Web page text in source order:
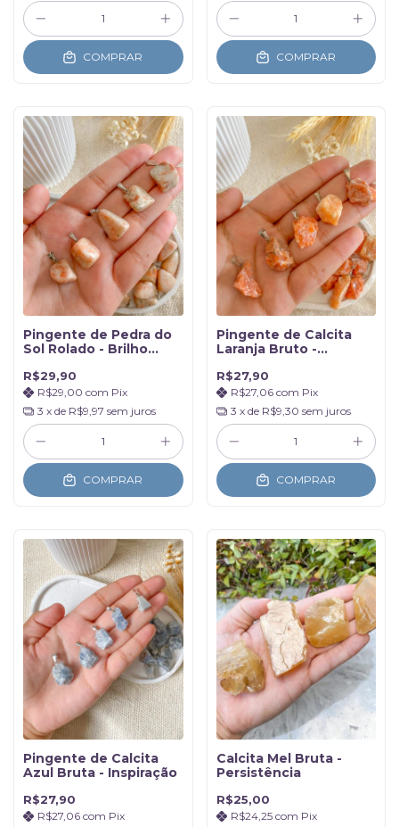
COMPRAR COMPRAR
Pingente de Pedra do
Sol Rolado - Brilho
R$29,90
R$29,00 com Pix
3 x de R$9,97 sem juros
COMPRAR
Pingente de Calcita
Laranja Bruto -
R$27,90
R$27,06 com Pix
3 x de R$9,30 sem juros
COMPRAR
Pingente de Calcita
Azul Bruta - Inspiração
R$27,90
R$27,06 com Pix
Calcita Mel Bruta -
Persistência
R$25,00
R$24,25 com Pix